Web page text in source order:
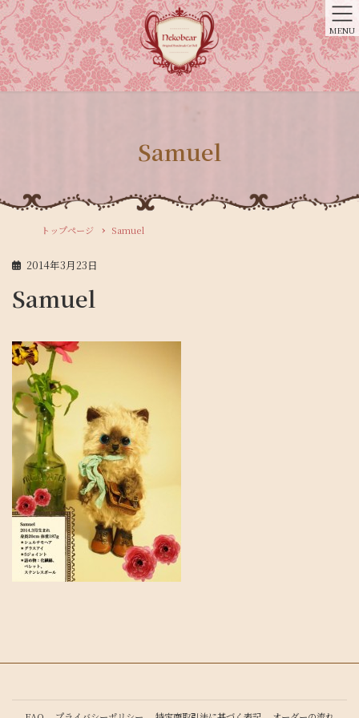
Samuel
トップページ Samuel
2014年3月23日
Samuel
MENU